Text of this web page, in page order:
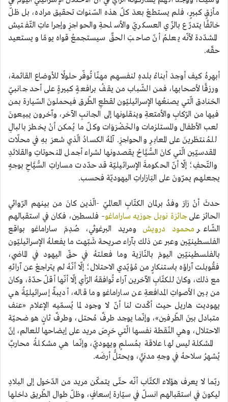
مأزقٍ كبيرٍ، فلم يستطعْ بعدَ كلّ هذه السّنوات تحقيق مراده، بل ظلّ
خائفًا يتدرّع بالزّي العسكريّ والأسلحةِ والحواجزِ وإجراءاتِ التّفتيش
المشدّدة لأنّه يعلمُ أنّ صاحبَ الحقِّ سيستجمعُ قواه يومًا ويستعيد
حقّه.
أبهرهُ كيف أوجدَ أبناءُ بلدهِ لنفسهم مهنًا تُوفّر حلولًا للأوضاع القائمة،
ورزقًا لأصحابها، فمن الشّباب من يقفُ برافعةٍ كبيرةٍ على أحد جانبيّ
الخنادق الّتي يصنعُها الإسرائيليّون لقطعِ الطّرق فيحملونَ السّيارة بمن
فيها من الرّكابِ والأمتعةِ وينقلونها إلى الجانبِ الآخر، وآخرون يبيعونَ
لعب الأطفال والمستلزمات والخَضْرَوَات وكلّ ما يُمكن أنْ يخطرَ بالبالِ
للمُنتظرينَ على المعابرِ والحواجزِ. آلمهُ الكسادُ الّذي شعرَ بهِ في محلّات
المقدسيّين الّتي كانَ السُّيَّاحُ يقصدونها لشراء أجمل المنحوتاتِ والقلائدِ
والتّحفِ؛ إلّا أنّ الحكومةَ الإسرائيليّة قد حدّدت مساراتِ السُّيَّاحِ بوجهٍ
يجعلهم يمرّونَ على البَازاراتِ اليهوديّة فحسب.
حدثَ أنْ زارَ وفدُ برلمان الكتّابِ العالميّ -الّذين كانَ من بينهم الرّوائي
الحائز علىجائزة نوبل جوزيه ساراماغو– فلسطين، فكان في استقبالهم
الشّاعر محمود درويشومريد البرغوثي، صُدِمَ ساراماغو بواقع
الفلسطينيّين وعبر عن ذلك بآراء صريحة شَبّهت ما يفعلهُ الإسرائيليّون
بالفلسطينيّين اليومَ بالنّازية وما فعلتهُ في حقّ اليهود في الماضي،
فقُوبلت آراؤه باستنكارٍ من مُؤيّدي الاحتلال؛ إلّا أنّهُ لم يتراجعْ عن آرائهِ
مع ذلك، وكانَ للكتّابِ الآخرين آراء تُوافقهُ الرّأي إلّا أنّها أقلّ حدّة، وكانَ
من بين الأصواتِ المدافعةِ عن ساراماغو وما قاله، أديبةٌ إسرائيليّةُ هي
يهوديت هاريل حيث أكّدت لنا أنّ لا وجود لما يُسمّيه الإعلام «عنف
متبادل بينَ الطّرفين»، وإنّما يوجد طرفٌ مُحتل، وطرفٌ ثانٍ هو ضحيّة
الاحتلال، وهي النّقطة نفسها الّتي حَرِصَ مريد على إيضاحها للعالم، إنّ
المشكلة ليس لها علاقة بمُسلمٍ ويهوديّ، وإنّما هي مشكلةُ محاربٌ
يُشهرُ سلاحهُ في وجهِ مدنيٍّ، ويحتلُّ أرضَه.
ربّما لا يعرف هؤلاء الكتّاب أنّه حتّى يتمكّن مريد من الدّخول إلى البلادِ
ليكونَ في استقبالهم انسلّ في سيّارة إسعافٍ، وظلّ طوال الطّريق داخلها